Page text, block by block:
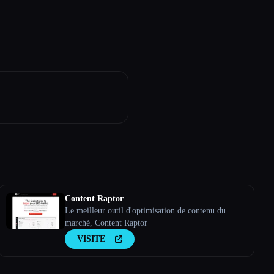
Content Raptor
Le meilleur outil d'optimisation de contenu du
marché, Content Raptor
VISITE